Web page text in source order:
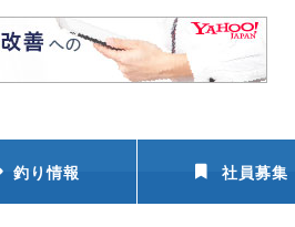
釣り情報 社員募集